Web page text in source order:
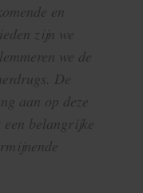
en
zijn we
we de
De
aan op deze
belangrijke